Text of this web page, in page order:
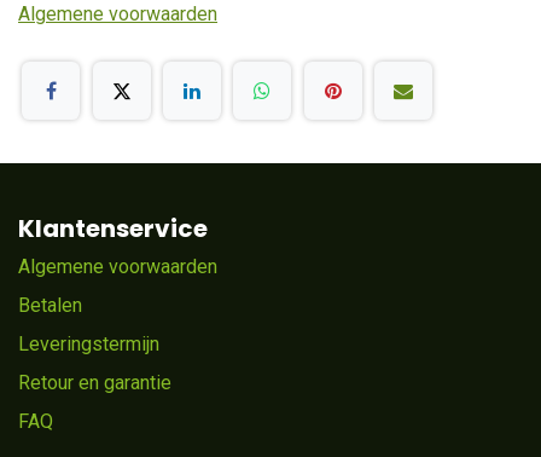
Algemene voorwaarden
Klantenservice
Algemene voorwaarden
Betalen
Leveringstermijn
Retour en garantie
FAQ